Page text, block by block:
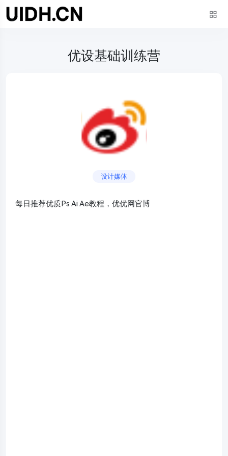
优设基础训练营
设计媒体
每日推荐优质Ps Ai Ae教程，优优网官博